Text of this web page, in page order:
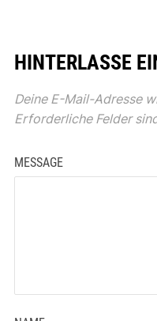
HINTERLASSE
Deine E-Mail-Adresse
Erforderliche Felder
MESSAGE